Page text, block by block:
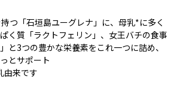
つ「石垣島ユーグレナ」に、母乳*に多く
く質「ラクトフェリン」、女王バチの食事
と3つの豊かな栄養素をこれ一つに詰め、
とサポート
由来です